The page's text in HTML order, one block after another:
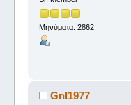
Μηνύματα: 2862
Gnl1977